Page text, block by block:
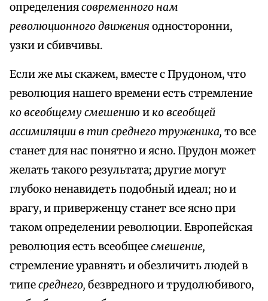
определениясовременного нам
революционного движения односторонни,
узки и сбивчивы.
Если же мы скажем, вместе с Прудоном, что
революция нашего времени есть стремление
ко всеобщему смешению и ко всеобщей
ассимиляции в тип среднего труженика, то все
станет для нас понятно и ясно. Прудон может
желать такого результата; другие могут
глубоко ненавидеть подобный идеал; но и
врагу, и приверженцу станет все ясно при
таком определении революции. Европейская
революция есть всеобщеесмешение,
стремление уравнять и обезличить людей в
типесреднего, безвредного и трудолюбивого,